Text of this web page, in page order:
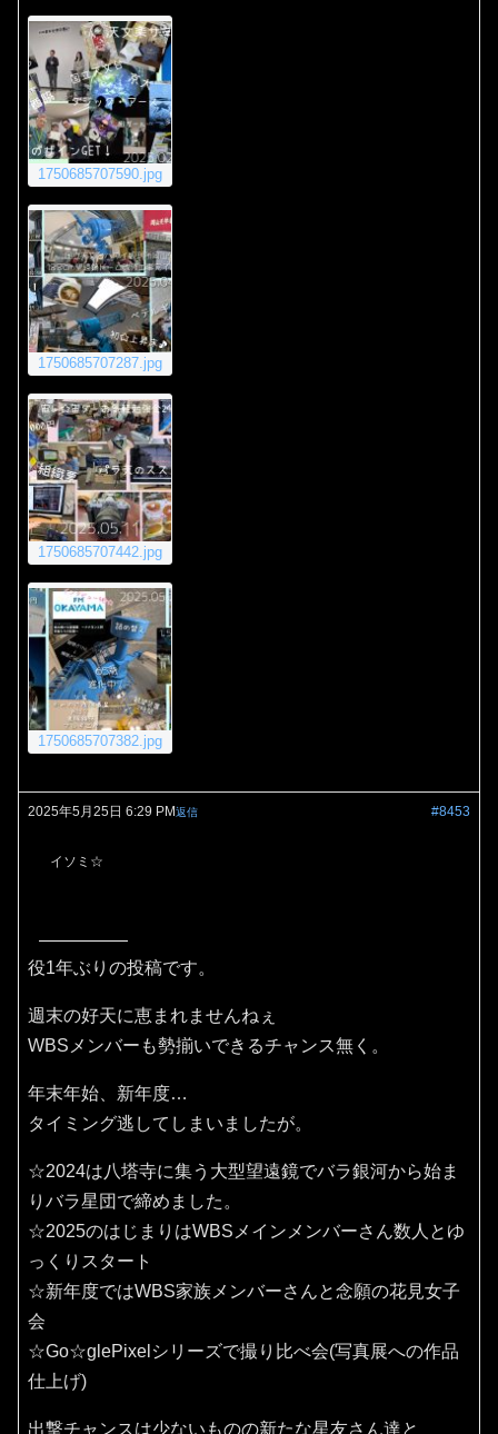
1750685707590.jpg
1750685707287.jpg
1750685707442.jpg
1750685707382.jpg
2025年5月25日 6:29 PM #8453
返信
イソミ☆
役1年ぶりの投稿です。
週末の好天に恵まれませんねぇ
WBSメンバーも勢揃いできるチャンス無く。
年末年始、新年度…
タイミング逃してしまいましたが。
☆2024は八塔寺に集う大型望遠鏡でバラ銀河から始ま
りバラ星団で締めました。
☆2025のはじまりはWBSメインメンバーさん数人とゆ
っくりスタート
☆新年度ではWBS家族メンバーさんと念願の花見女子
会
☆Go☆glePixelシリーズで撮り比べ会(写真展への作品
仕上げ)
出撃チャンスは少ないものの新たな星友さん達と